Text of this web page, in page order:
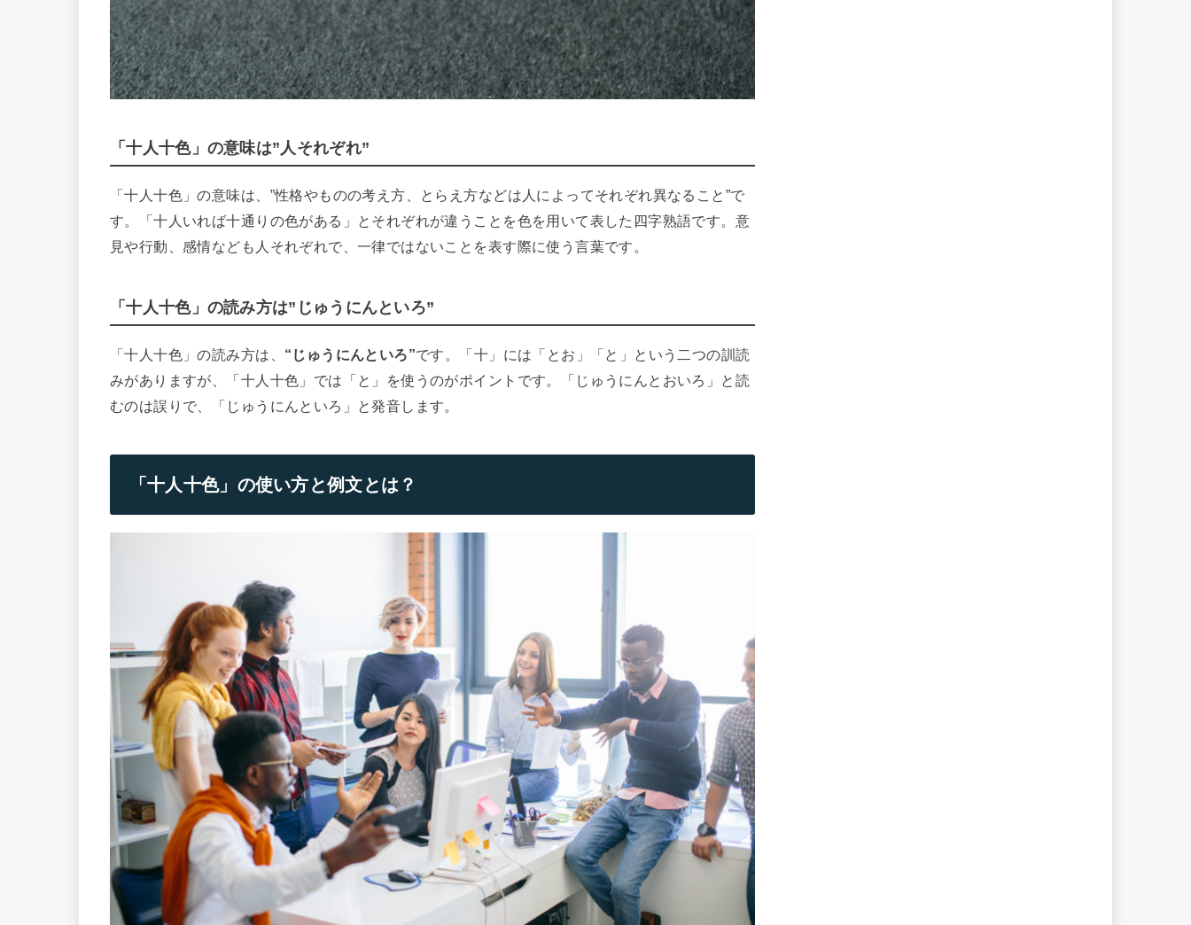
「十人十色」の意味は”人それぞれ”
「十人十色」の意味は、”性格やものの考え方、とらえ方などは人によってそれぞれ異なること”で
す。「十人いれば十通りの色がある」とそれぞれが違うことを色を用いて表した四字熟語です。意
見や行動、感情なども人それぞれで、一律ではないことを表す際に使う言葉です。
「十人十色」の読み方は”じゅうにんといろ”
「十人十色」の読み方は、 “じゅうにんといろ”です。「十」には「とお」「と」という二つの訓読
みがありますが、「十人十色」では「と」を使うのがポイントです。「じゅうにんとおいろ」と読
むのは誤りで、「じゅうにんといろ」と発音します。
「十人十色」の使い方と例文とは？